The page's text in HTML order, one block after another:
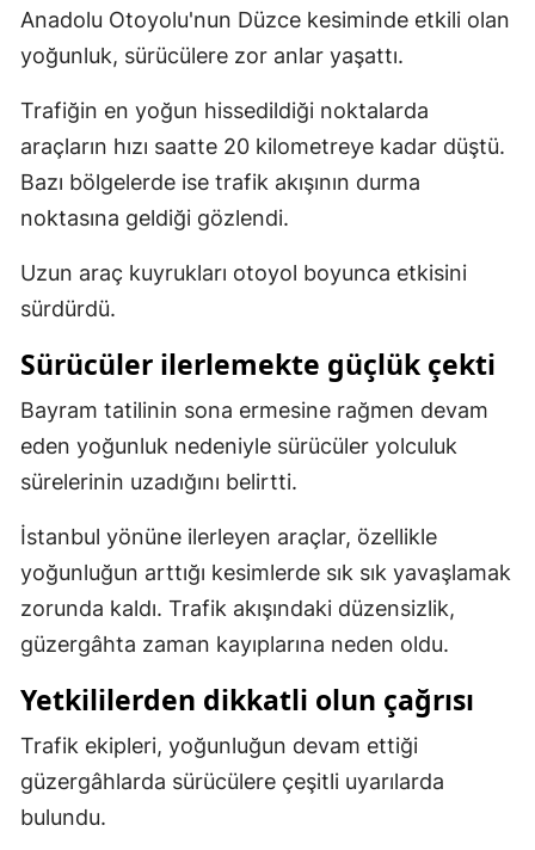
Malatya
Kahramanmaraş
Mardin
Muğla
Muş
Niğde
Rize
Samsun
Siirt
Anadolu Otoyolu'nun Düzce kesiminde etkili olan
yoğunluk, sürücülere zor anlar yaşattı.
Trafiğin en yoğun hissedildiği noktalarda
araçların hızı saatte 20 kilometreye kadar düştü.
Bazı bölgelerde ise trafik akışının durma
noktasına geldiği gözlendi.
Uzun araç kuyrukları otoyol boyunca etkisini
sürdürdü.
Sürücüler ilerlemekte güçlük çekti
Bayram tatilinin sona ermesine rağmen devam
eden yoğunluk nedeniyle sürücüler yolculuk
sürelerinin uzadığını belirtti.
İstanbul yönüne ilerleyen araçlar, özellikle
yoğunluğun arttığı kesimlerde sık sık yavaşlamak
zorunda kaldı. Trafik akışındaki düzensizlik,
güzergâhta zaman kayıplarına neden oldu.
Yetkililerden dikkatli olun çağrısı
Trafik ekipleri, yoğunluğun devam ettiği
güzergâhlarda sürücülere çeşitli uyarılarda
bulundu.